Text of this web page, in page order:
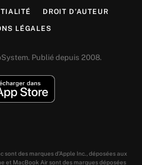
DROIT D’AUTEUR
LÉGALES
Publié depuis 2008.
sont des marques d’Apple Inc., déposées aux
et MacBook Air sont des marques déposées